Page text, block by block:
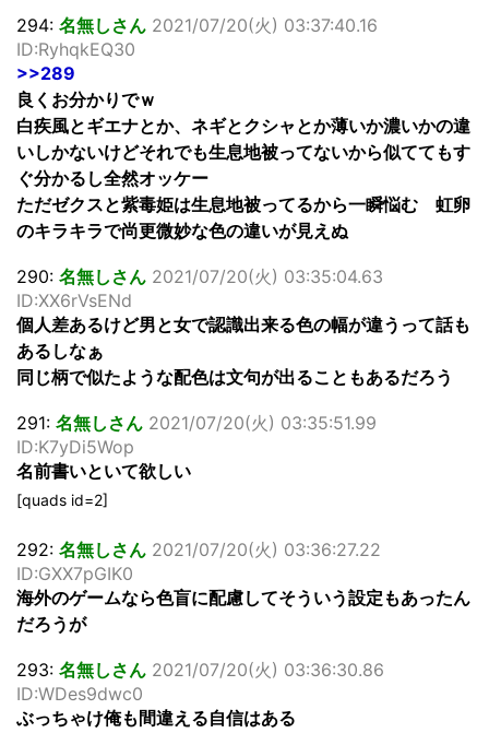
294: 名無しさん 2021/07/20(火) 03:37:40.16
ID:RyhqkEQ30
>>289
良くお分かりでｗ
白疾風とギエナとか、ネギとクシャとか薄いか濃いかの違
いしかないけどそれでも生息地被ってないから似ててもす
ぐ分かるし全然オッケー
ただゼクスと紫毒姫は生息地被ってるから一瞬悩む 虹卵
のキラキラで尚更微妙な色の違いが見えぬ
290: 名無しさん 2021/07/20(火) 03:35:04.63
ID:XX6rVsENd
個人差あるけど男と女で認識出来る色の幅が違うって話も
あるしなぁ
同じ柄で似たような配色は文句が出ることもあるだろう
291: 名無しさん 2021/07/20(火) 03:35:51.99
ID:K7yDi5Wop
名前書いといて欲しい
[quads id=2]
292: 名無しさん 2021/07/20(火) 03:36:27.22
ID:GXX7pGIK0
海外のゲームなら色盲に配慮してそういう設定もあったん
だろうが
293: 名無しさん 2021/07/20(火) 03:36:30.86
ID:WDes9dwc0
ぶっちゃけ俺も間違える自信はある